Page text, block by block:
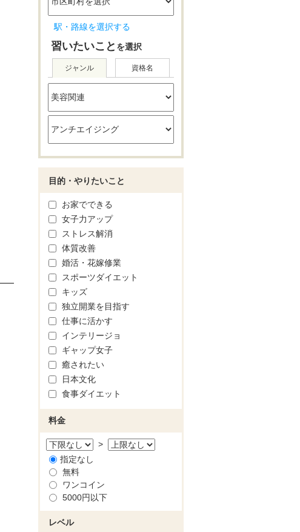
駅・路線を選択する
習いたいこと を選択
ジャンル 資格名
目的・やりたいこと
お家でできる
女子力アップ
ストレス解消
体質改善
婚活・花嫁修業
スポーツダイエット
キッズ
独立開業を目指す
仕事に活かす
インテリージョ
ギャップ女子
癒されたい
日本文化
食事ダイエット
料金
>
指定なし
無料
ワンコイン
5000円以下
レベル